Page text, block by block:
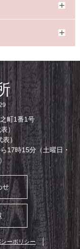
町1番1号
）
）
17時15分（土曜日・
せ
ーポリシー